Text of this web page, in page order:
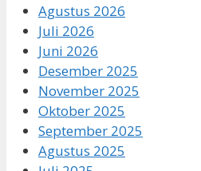
Agustus 2026
Juli 2026
Juni 2026
Desember 2025
November 2025
Oktober 2025
September 2025
Agustus 2025